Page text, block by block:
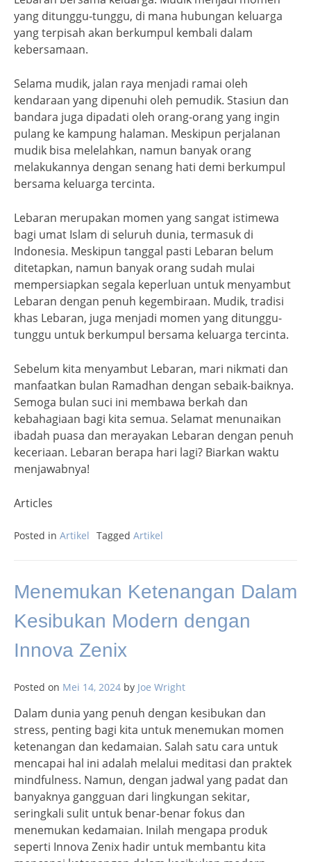
yang ditunggu-tunggu, di mana hubungan keluarga
yang terpisah akan berkumpul kembali dalam
kebersamaan.
Selama mudik, jalan raya menjadi ramai oleh
kendaraan yang dipenuhi oleh pemudik. Stasiun dan
bandara juga dipadati oleh orang-orang yang ingin
pulang ke kampung halaman. Meskipun perjalanan
mudik bisa melelahkan, namun banyak orang
melakukannya dengan senang hati demi berkumpul
bersama keluarga tercinta.
Lebaran merupakan momen yang sangat istimewa
bagi umat Islam di seluruh dunia, termasuk di
Indonesia. Meskipun tanggal pasti Lebaran belum
ditetapkan, namun banyak orang sudah mulai
mempersiapkan segala keperluan untuk menyambut
Lebaran dengan penuh kegembiraan. Mudik, tradisi
khas Lebaran, juga menjadi momen yang ditunggu-
tunggu untuk berkumpul bersama keluarga tercinta.
Sebelum kita menyambut Lebaran, mari nikmati dan
manfaatkan bulan Ramadhan dengan sebaik-baiknya.
Semoga bulan suci ini membawa berkah dan
kebahagiaan bagi kita semua. Selamat menunaikan
ibadah puasa dan merayakan Lebaran dengan penuh
keceriaan. Lebaran berapa hari lagi? Biarkan waktu
menjawabnya!
Articles
Posted in Artikel Tagged Artikel
Menemukan Ketenangan Dalam
Kesibukan Modern dengan
Innova Zenix
Posted on Mei 14, 2024 by Joe Wright
Dalam dunia yang penuh dengan kesibukan dan
stress, penting bagi kita untuk menemukan momen
ketenangan dan kedamaian. Salah satu cara untuk
mencapai hal ini adalah melalui meditasi dan praktek
mindfulness. Namun, dengan jadwal yang padat dan
banyaknya gangguan dari lingkungan sekitar,
seringkali sulit untuk benar-benar fokus dan
menemukan kedamaian. Inilah mengapa produk
seperti Innova Zenix hadir untuk membantu kita